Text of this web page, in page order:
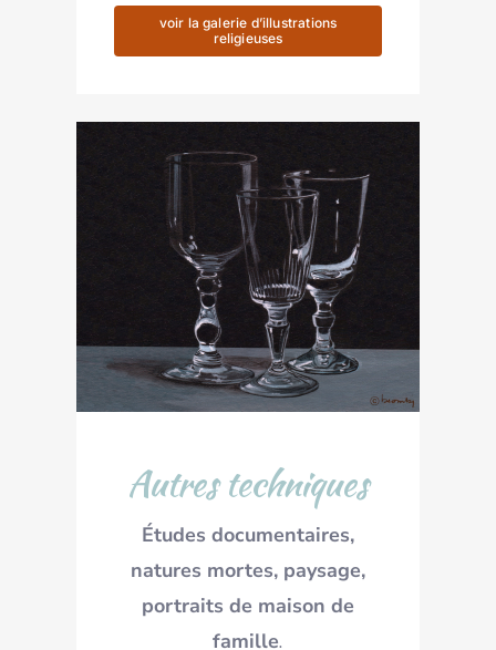
voir la galerie d’illustrations
religieuses
Autres techniques
Études documentaires,
natures mortes, paysage,
portraits de maison de
famille.